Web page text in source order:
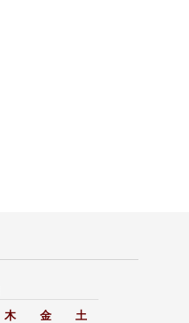
木 金 土